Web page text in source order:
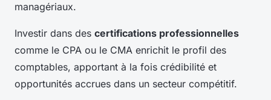
managériaux.
Investir dans des certifications professionnelles
comme le CPA ou le CMA enrichit le profil des
comptables, apportant à la fois crédibilité et
opportunités accrues dans un secteur compétitif.